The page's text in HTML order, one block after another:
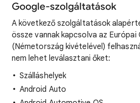
Google-szolgáltatások
A következő szolgáltatások
össze vannak kapcsolva az Európai
(Németország kivételével)
nem lehet leválasztani őket:
Szálláshelyek
Android Auto